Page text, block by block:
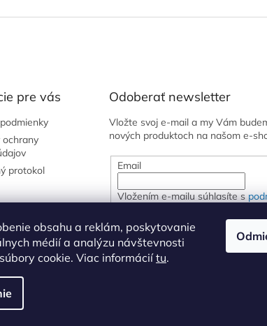
obsahu a reklám, poskytovanie
médií a analýzu návštevnosti
cookie. Viac informáciítu.
pre vás
ochrany
protokol
Odoberať newsletter
Vložte svoj e-mail a my Vám
nových produktoch na našom e-
Email
Vložením e-mailu súhlasíte s
PRIHLÁSIŤ SA
nastavenie cookies